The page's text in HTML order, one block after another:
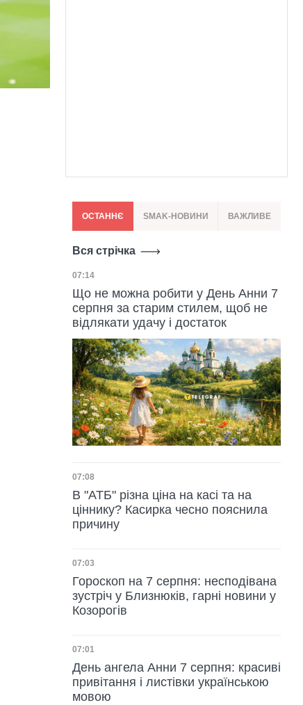
ОСТАННЄ SMAK-НОВИНИ ВАЖЛИВЕ
Вся стрічка
Дата публікації
07:14
Що не можна робити у День Анни 7
серпня за старим стилем, щоб не
відлякати удачу і достаток
Дата публікації
07:08
В "АТБ" різна ціна на касі та на
ціннику? Касирка чесно пояснила
причину
Дата публікації
07:03
Гороскоп на 7 серпня: несподівана
зустріч у Близнюків, гарні новини у
Козорогів
Дата публікації
07:01
День ангела Анни 7 серпня: красиві
привітання і листівки українською
мовою